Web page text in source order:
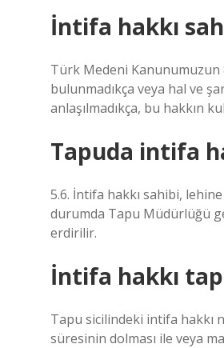
İntifa hakkı
Türk Medeni Kanunumuzun
bulunmadıkça veya hal ve
anlaşılmadıkça, bu hakkın
Tapuda intifa
5.6. İntifa hakkı sahibi,
durumda Tapu Müdürlüğü
erdirilir.
İntifa hakkı
Tapu sicilindeki intifa hakkı
süresinin dolması ile veya